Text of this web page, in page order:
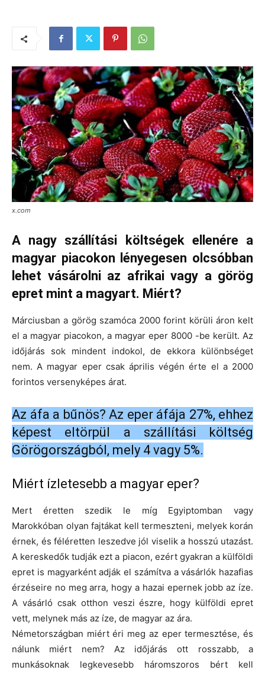
x.com
A nagy szállítási költségek ellenére a
magyar piacokon lényegesen olcsóbban
lehet vásárolni az afrikai vagy a görög
epret mint a magyart. Miért?
Márciusban a görög szamóca 2000 forint körüli áron kelt
el a magyar piacokon, a magyar eper 8000 -be került. Az
időjárás sok mindent indokol, de ekkora különbséget
nem. A magyar eper csak április végén érte el a 2000
forintos versenyképes árat.
Az áfa a bűnös? Az eper áfája 27%, ehhez
képest eltörpül a szállítási költség
Görögországból, mely 4 vagy 5%.
Miért ízletesebb a magyar eper?
Mert éretten szedik le míg Egyiptomban vagy
Marokkóban olyan fajtákat kell termeszteni, melyek korán
érnek, és féléretten leszedve jól viselik a hosszú utazást.
A kereskedők tudják ezt a piacon, ezért gyakran a külföldi
epret is magyarként adják el számítva a vásárlók hazafias
érzéseire no meg arra, hogy a hazai epernek jobb az íze.
A vásárló csak otthon veszi észre, hogy külföldi epret
vett, melynek más az íze, de magyar az ára.
Németországban miért éri meg az eper termesztése, és
nálunk miért nem? Az időjárás ott rosszabb, a
munkásoknak legkevesebb háromszoros bért kell